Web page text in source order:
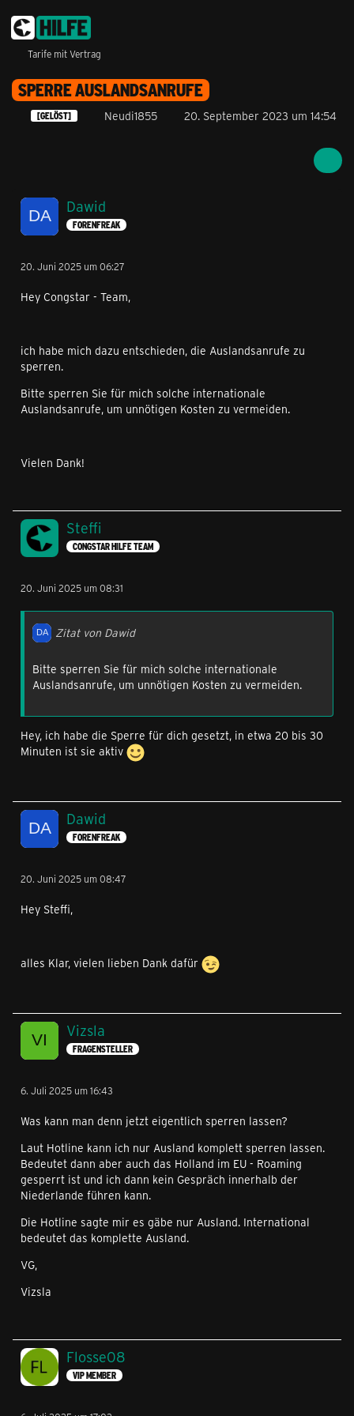
Tarife mit Vertrag
SPERRE AUSLANDSANRUFE
[GELÖST] Neudi1855 20. September 2023 um 14:54
Dawid
FORENFREAK
20. Juni 2025 um 06:27
Hey Congstar - Team,
ich habe mich dazu entschieden, die Auslandsanrufe zu
sperren.
Bitte sperren Sie für mich solche internationale
Auslandsanrufe, um unnötigen Kosten zu vermeiden.
Vielen Dank!
Steffi
CONGSTAR HILFE TEAM
20. Juni 2025 um 08:31
Zitat von Dawid
Bitte sperren Sie für mich solche internationale
Auslandsanrufe, um unnötigen Kosten zu vermeiden.
Hey, ich habe die Sperre für dich gesetzt, in etwa 20 bis 30
Minuten ist sie aktiv
Dawid
FORENFREAK
20. Juni 2025 um 08:47
Hey Steffi,
alles Klar, vielen lieben Dank dafür
Vizsla
FRAGENSTELLER
6. Juli 2025 um 16:43
Was kann man denn jetzt eigentlich sperren lassen?
Laut Hotline kann ich nur Ausland komplett sperren lassen.
Bedeutet dann aber auch das Holland im EU - Roaming
gesperrt ist und ich dann kein Gespräch innerhalb der
Niederlande führen kann.
Die Hotline sagte mir es gäbe nur Ausland. International
bedeutet das komplette Ausland.
VG,
Vizsla
Flosse08
VIP MEMBER